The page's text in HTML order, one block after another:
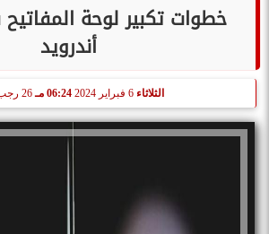
خطوات تكبير لوحة
أندرويد
الثلاثاء 06:24 مـ 26 رجب 1445